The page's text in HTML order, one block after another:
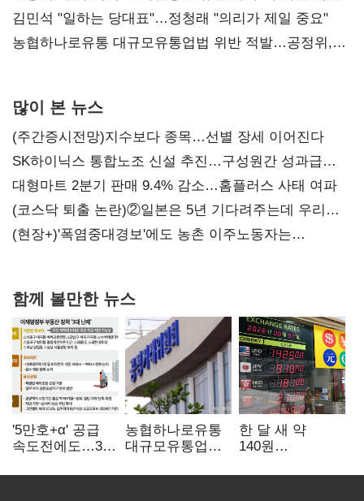
통감"
김민석 "일하는 당대표"…정청래 "의리가 제일 중요"
농협하나로유통 대규모유통업법 위반 적발…공정위,
많이 본 뉴스
(주간증시전망)지수보다 종목…선별 장세 이어진다
SK하이닉스 통합노조 신설 추진…구성원간 성과급
불만 확산
대형마트 2분기 판매 9.4% 감소…홈플러스 사태 여파
(코스닥 퇴출 논란)②일본은 5년 기다려주는데 우리는
당장 퇴출?…시간만으론 부족한 코스닥 구하기
(현장+)'폭염중대경보'에도 농촌 이주노동자는
함께 볼만한 뉴스
'5만호+α' 공급
속도전에도…3대
농협하나로유통
대규모유통업법
공정위, 과징금
한 달 새 약
140원
엔저'에 원화